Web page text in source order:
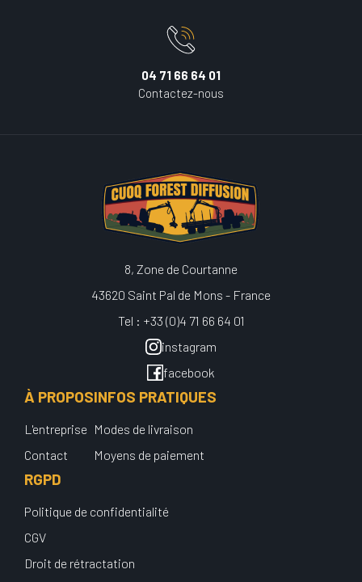
04 71 66 64 01
Contactez-nous
8, Zone de Courtanne
43620 Saint Pal de Mons - France
Tel : +33 (0)4 71 66 64 01
instagram
facebook
À PROPOS
L'entreprise
Contact
INFOS PRATIQUES
Modes de livraison
Moyens de paiement
RGPD
Politique de confidentialité
CGV
Droit de rétractation